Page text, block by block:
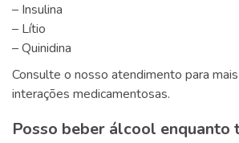
– Insulina
– Lítio
– Quinidina
Consulte o nosso atendimento para
interações medicamentosas.
Posso beber álcool enquanto